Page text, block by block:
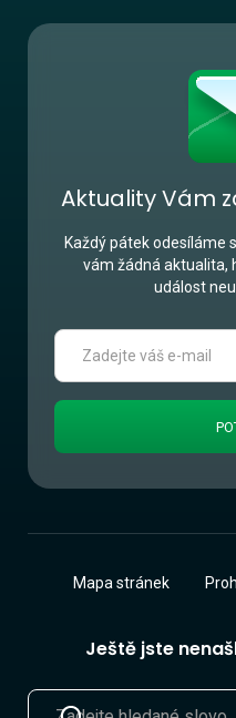
Aktuality Vám
Každý pátek odesíláme
vám žádná aktualita,
událost
Ještě jste
Mapa stránek